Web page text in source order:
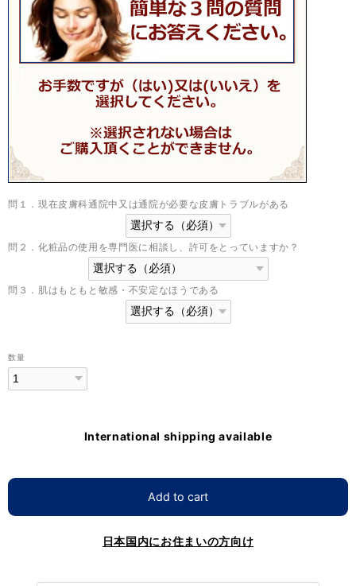
問１．現在皮膚科通院中又は通院が必要な皮膚トラブルがある
問２．化粧品の使用を専門医に相談し、許可をとっていますか？
問３．肌はもともと敏感・不安定なほうである
数量
International shipping available
Add to cart
日本国内にお住まいの方向け